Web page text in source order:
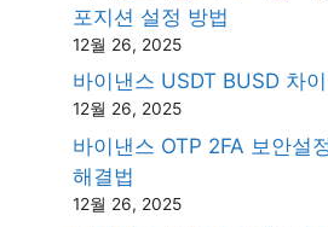
포지션 설정 방법
12월 26, 2025
바이낸스 USDT BUSD 차
12월 26, 2025
바이낸스 OTP 2FA 보안설
해결법
12월 26, 2025